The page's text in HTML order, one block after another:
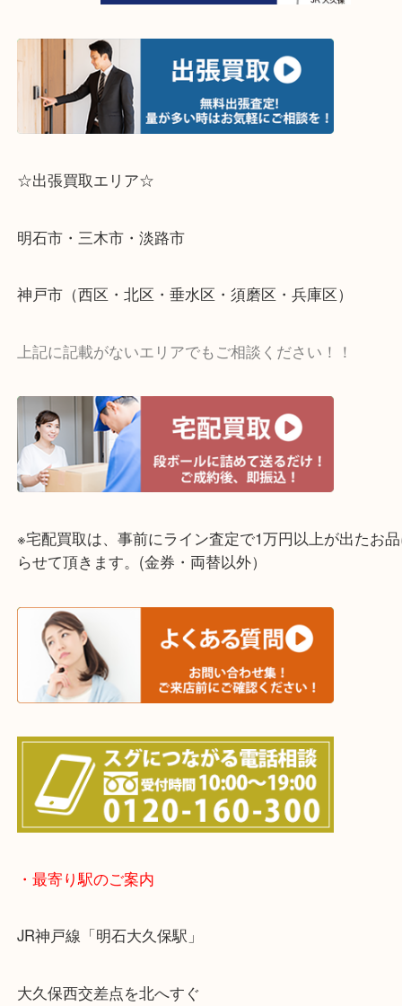
☆出張買取エリア☆
明石市・三木市・淡路市
神戸市（西区・北区・垂水区・須磨区・兵庫区）
※宅配買取は、事前にライン査定で1万円以上が出
らせて頂きます。(金券・両替以外）